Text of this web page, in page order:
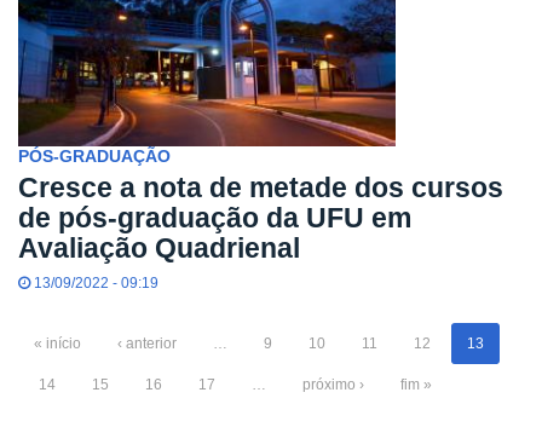
PÓS-GRADUAÇÃO
Cresce a nota de metade dos cursos
de pós-graduação da UFU em
Avaliação Quadrienal
13/09/2022 - 09:19
« início ‹ anterior … 9 10 11 12 13
14 15 16 17 … próximo › fim »